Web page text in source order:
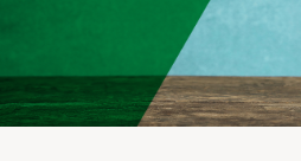
Structures syndicales
Assistance au Travail